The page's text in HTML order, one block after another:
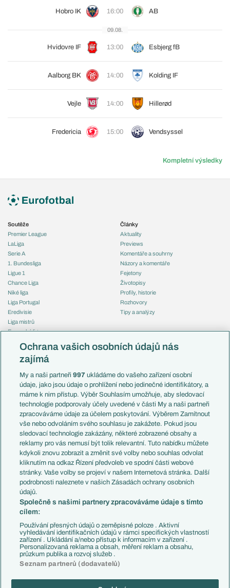
Hobro IK 16:00 AB
09.08.
Hvidovre IF 13:00 Esbjerg fB
Aalborg BK 14:00 Kolding IF
Vejle 14:00 Hillerød
Fredericia 15:00 Vendsyssel
Kompletní výsledky
Soutěže
Premier League
LaLiga
Serie A
1. Bundesliga
Ligue 1
Chance Liga
Niké liga
Liga Portugal
Eredivisie
Liga mistrů
Evropská liga
Mistrovství světa
Liga národů
Témata
Představení týmů MS
EuroSkauting
PL v kostce
Evropské koeficienty
Přestupy
Přestupové spekulace
Zranění
Kluby
Arsenal FC
Chelsea FC
Manchester United
AC Milán
Juventus FC
Bayern Mnichov
FC Barcelona
Real Madrid
Články
Aktuality
Previews
Komentáře a souhrny
Názory a komentáře
Fejetony
Životopisy
Profily, historie
Rozhovory
Tipy a analýzy
Česko
Francie
Itálie
Německo
Španělsko
Argentina
Brazílie
Přestupy
Zápasy
Livescore
Tipovací soutěž
Ochrana vašich osobních údajů nás
zajímá
My a naši partneři997 ukládáme do vašeho zařízení osobní
údaje, jako jsou údaje o prohlížení nebo jedinečné identifikátory, a
máme k nim přístup. Výběr Souhlasím umožňuje, aby sledovací
technologie podporovaly účely uvedené v části My a naši partneři
zpracováváme údaje za účelem poskytování. Výběrem Zamítnout
vše nebo odvoláním svého souhlasu je zakážete. Pokud jsou
sledovací technologie zakázány, některé zobrazené obsahy a
reklamy pro vás nemusí být tolik relevantní. Tuto nabídku můžete
kdykoli znovu zobrazit a změnit své volby nebo souhlas odvolat
kliknutím na odkaz Řízení předvoleb ve spodní části webové
stránky. Vaše volby se projeví v našem Internetová stránka. Další
podrobnosti naleznete v našich Zásadách ochrany osobních
údajů.
Společně s našimi partnery zpracováváme údaje s tímto
cílem:
Používání přesných údajů o zeměpisné poloze . Aktivní
vyhledávání identifikačních údajů v rámci specifických vlastností
zařízení . Ukládání a/nebo přístup k informacím v zařízení .
Personalizovaná reklama a obsah, měření reklam a obsahu,
průzkum publika a rozvoj služeb .
Seznam partnerů (dodavatelů)